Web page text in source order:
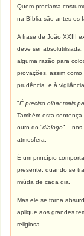
Quem proclama
na Bíblia são antes os
A frase de João XXIII
deve ser
alguma razão para
provações, assim
prudência e à vigilância.
"É preciso olhar mais
Também esta
ouro do “dialogo” –
atmosfera.
É um princípio
presente, quando se
miúda de cada dia.
Mas ele se torna
aplique aos grandes
religiosa.